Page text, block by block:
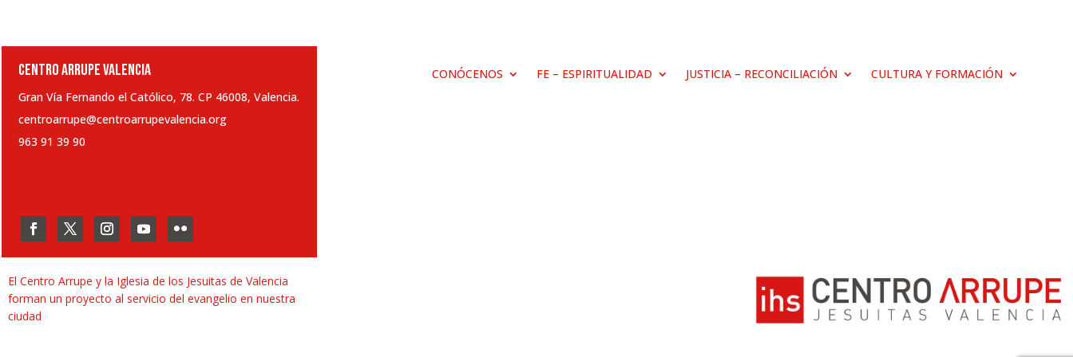
CENTRO ARRUPE VALENCIA
Gran Vía Fernando el Católico, 78. CP 46008, Valencia.
centroarrupe@centroarrupevalencia.org
963 91 39 90
CONÓCENOS FE – ESPIRITUALIDAD JUSTICIA – RECONCILIACIÓN CULTURA Y FORMACIÓN
El Centro Arrupe y la Iglesia de los Jesuitas de Valencia
forman un proyecto al servicio del evangelio en nuestra
ciudad